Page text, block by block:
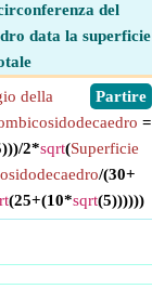
del
data la superficie
​ Partire
della
=
2*sqrt(Superficie
/(30+
(25+(10*sqrt(5))))))